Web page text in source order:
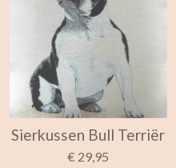
Sierkussen Bull Terriër
€ 29,95